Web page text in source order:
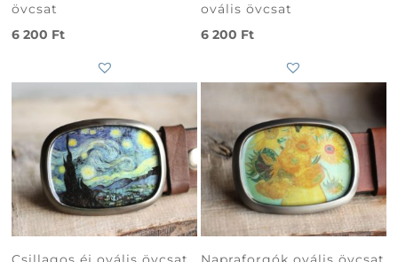
övcsat
6 200 Ft
ovális övcsat
6 200 Ft